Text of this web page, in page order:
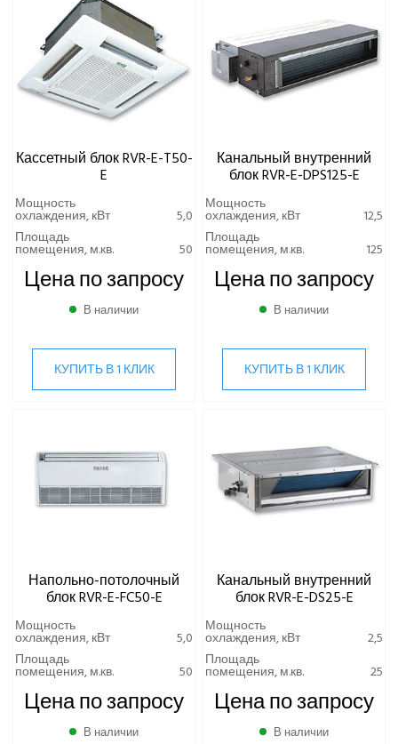
Кассетный блок RVR-E-T50-
E
Мощность
охлаждения, кВт
5,0
Площадь
помещения, м.кв. 50
Цена по запросу
В наличии
КУПИТЬ В 1 КЛИК
Канальный внутренний
блок RVR-E-DPS125-E
Мощность
охлаждения, кВт
12,5
Площадь
помещения, м.кв. 125
Цена по запросу
В наличии
КУПИТЬ В 1 КЛИК
Напольно-потолочный
блок RVR-E-FC50-E
Мощность
охлаждения, кВт
5,0
Площадь
помещения, м.кв. 50
Цена по запросу
В наличии
Канальный внутренний
блок RVR-E-DS25-E
Мощность
охлаждения, кВт
2,5
Площадь
помещения, м.кв. 25
Цена по запросу
В наличии